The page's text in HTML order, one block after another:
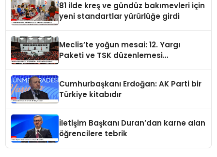
81 ilde kreş ve gündüz bakımevleri için
yeni standartlar yürürlüğe girdi
Meclis’te yoğun mesai: 12. Yargı
Paketi ve TSK düzenlemesi
Cumhurbaşkanı Erdoğan: AK Parti bir
Türkiye kitabıdır
İletişim Başkanı Duran’dan karne alan
öğrencilere tebrik